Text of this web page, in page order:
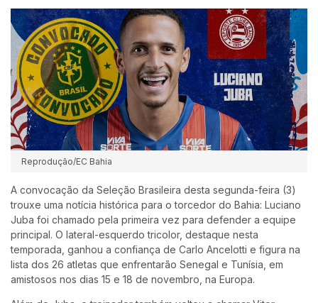
Reprodução/EC Bahia
A convocação da Seleção Brasileira desta segunda-feira (3)
trouxe uma notícia histórica para o torcedor do Bahia: Luciano
Juba foi chamado pela primeira vez para defender a equipe
principal. O lateral-esquerdo tricolor, destaque nesta
temporada, ganhou a confiança de Carlo Ancelotti e figura na
lista dos 26 atletas que enfrentarão Senegal e Tunísia, em
amistosos nos dias 15 e 18 de novembro, na Europa.